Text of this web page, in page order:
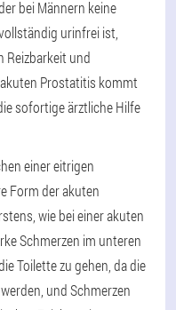
bei Männern keine
urinfrei ist,
Reizbarkeit und
Prostatitis kommt
sofortige ärztliche Hilfe
einer eitrigen
Form der akuten
wie bei einer akuten
Schmerzen im unteren
Toilette zu gehen, da die
und Schmerzen